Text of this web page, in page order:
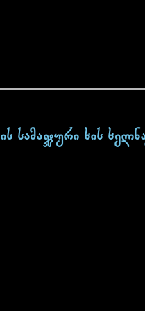
სამაჯური ხის